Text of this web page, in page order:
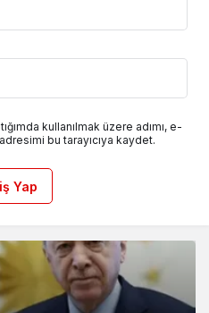
kullanılmak üzere adımı, e-
bu tarayıcıya kaydet.
Yap